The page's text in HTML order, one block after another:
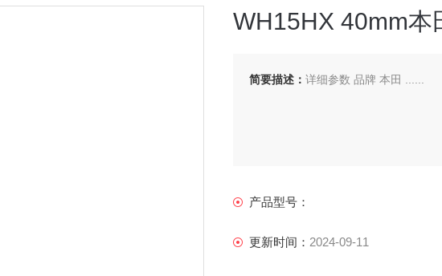
WH15HX 40mm本
简要描述： 详细参数 品牌 本田 ......
产品型号：
更新时间： 2024-09-11